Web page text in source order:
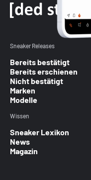
Sneaker Releases
Bereits bestätigt
Bereits erschienen
Nicht bestätigt
Marken
Modelle
Wissen
Sneaker Lexikon
News
Magazin